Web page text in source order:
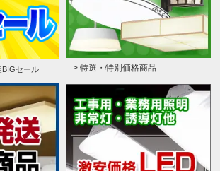
BIGセール > 特選・特別価格商品